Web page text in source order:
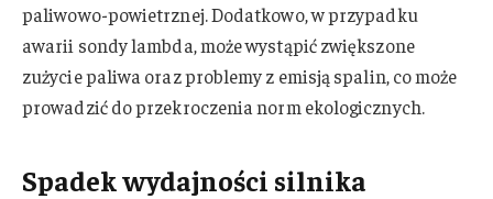
paliwowo-powietrznej. Dodatkowo, w przypadku
awarii sondy lambda, może wystąpić zwiększone
zużycie paliwa oraz problemy z emisją spalin, co może
prowadzić do przekroczenia norm ekologicznych.
Spadek wydajności silnika